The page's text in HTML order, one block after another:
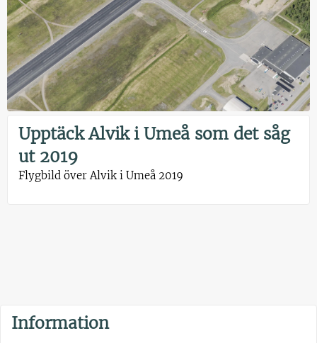
Upptäck Alvik i Umeå som det såg
ut 2019
Flygbild över Alvik i Umeå 2019
Information